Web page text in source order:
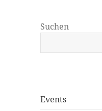
Suchen
Events